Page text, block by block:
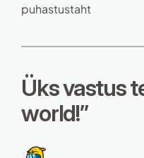
puhastustaht
Üks vastus
world!”